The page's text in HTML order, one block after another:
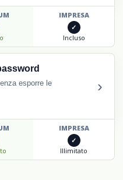
IMPRESA
Incluso
esporre le
›
IMPRESA
Illimitato